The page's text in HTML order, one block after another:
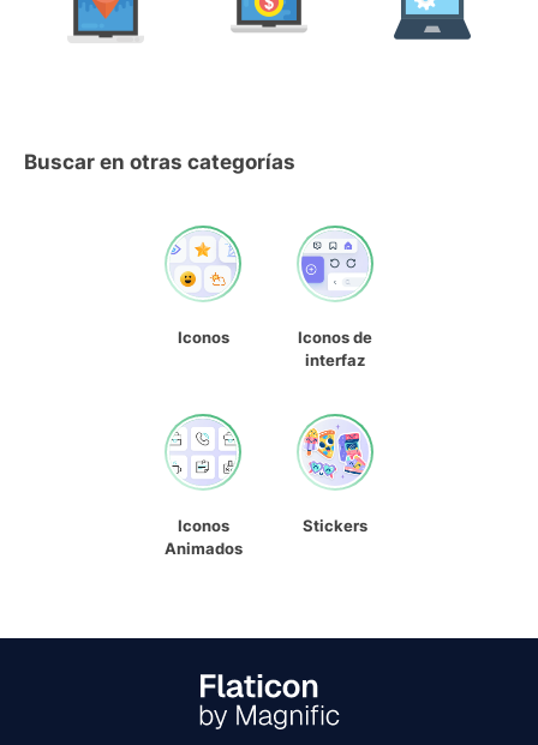
Buscar en otras categorías
Iconos
Iconos de
interfaz
Iconos
Animados
Stickers